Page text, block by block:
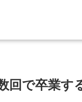
回で卒業す